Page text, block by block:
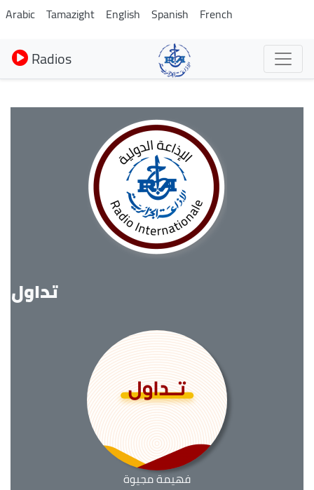
Aller
au
contenu
principal
Arabic Tamazight English Spanish French
Radios
تداول
فهيمة مجيوة